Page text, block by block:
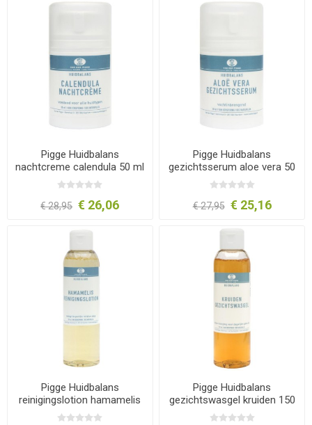
Pigge Huidbalans
nachtcreme calendula 50 ml
€ 28,95 € 26,06
Pigge Huidbalans
gezichtsserum aloe vera 50
ml
€ 27,95 € 25,16
Pigge Huidbalans
reinigingslotion hamamelis
150 ml
Pigge Huidbalans
gezichtswasgel kruiden 150
ml